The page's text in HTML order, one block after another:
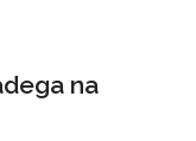
na